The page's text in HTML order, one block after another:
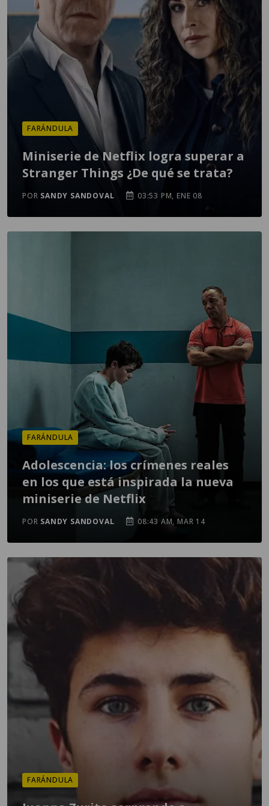
FARÁNDULA
Miniserie de Netflix logra superar a
Stranger Things ¿De qué se trata?
POR SANDY SANDOVAL 03:53 PM, ENE 08
FARÁNDULA
Adolescencia: los crímenes reales
en los que está inspirada la nueva
miniserie de Netflix
POR SANDY SANDOVAL 08:43 AM, MAR 14
FARÁNDULA